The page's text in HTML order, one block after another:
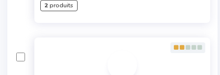
2produits